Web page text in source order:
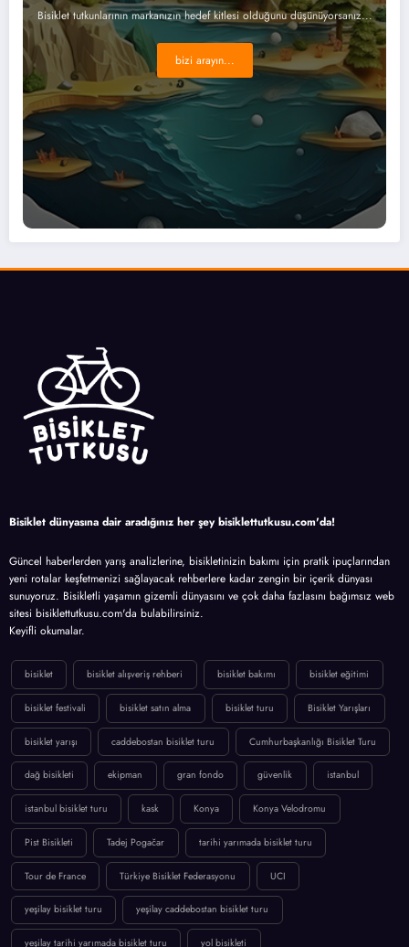
Bisiklet tutkunlarının markanızın hedef kitlesi olduğunu düşünüyorsanız...
bizi arayın...
Bisiklet dünyasına dair aradığınız her şey bisiklettutkusu.com'da!
Güncel haberlerden yarış analizlerine, bisikletinizin bakımı için pratik ipuçlarından
yeni rotalar keşfetmenizi sağlayacak rehberlere kadar zengin bir içerik dünyası
sunuyoruz. Bisikletli yaşamın gizemli dünyasını ve çok daha fazlasını bağımsız web
sitesi bisiklettutkusu.com'da bulabilirsiniz.
Keyifli okumalar.
bisiklet bisiklet alışveriş rehberi bisiklet bakımı bisiklet eğitimi
bisiklet festivali bisiklet satın alma bisiklet turu Bisiklet Yarışları
bisiklet yarışı caddebostan bisiklet turu Cumhurbaşkanlığı Bisiklet Turu
dağ bisikleti ekipman gran fondo güvenlik istanbul
istanbul bisiklet turu kask Konya Konya Velodromu
Pist Bisikleti Tadej Pogačar tarihi yarımada bisiklet turu
Tour de France Türkiye Bisiklet Federasyonu UCI
yeşilay bisiklet turu yeşilay caddebostan bisiklet turu
yeşilay tarihi yarımada bisiklet turu yol bisikleti